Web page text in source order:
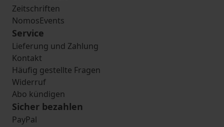
Zeitschriften
NomosEvents
Service
Lieferung und Zahlung
Kontakt
Häufig gestellte Fragen
Widerruf
Abo kündigen
Sicher bezahlen
PayPal